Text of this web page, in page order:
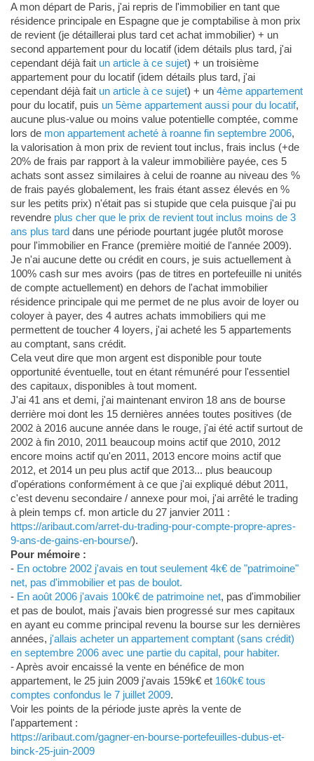
A mon départ de Paris, j'ai repris de l'immobilier en tant que
résidence principale en Espagne que je comptabilise à mon prix
de revient (je détaillerai plus tard cet achat immobilier) + un
second appartement pour du locatif (idem détails plus tard, j'ai
cependant déjà fait un article à ce sujet) + un troisième
appartement pour du locatif (idem détails plus tard, j'ai
cependant déjà fait un article à ce sujet) + un 4ème appartement
pour du locatif, puis un 5ème appartement aussi pour du locatif,
aucune plus-value ou moins value potentielle comptée, comme
lors de mon appartement acheté à roanne fin septembre 2006,
la valorisation à mon prix de revient tout inclus, frais inclus (+de
20% de frais par rapport à la valeur immobilière payée, ces 5
achats sont assez similaires à celui de roanne au niveau des %
de frais payés globalement, les frais étant assez élevés en %
sur les petits prix) n'était pas si stupide que cela puisque j'ai pu
revendre plus cher que le prix de revient tout inclus moins de 3
ans plus tarddans une période pourtant jugée plutôt morose
pour l'immobilier en France (première moitié de l'année 2009).
Je n'ai aucune dette ou crédit en cours, je suis actuellement à
100% cash sur mes avoirs (pas de titres en portefeuille ni unités
de compte actuellement) en dehors de l'achat immobilier
résidence principale qui me permet de ne plus avoir de loyer ou
coloyer à payer, des 4 autres achats immobiliers qui me
permettent de toucher 4 loyers, j'ai acheté les 5 appartements
au comptant, sans crédit.
Cela veut dire que mon argent est disponible pour toute
opportunité éventuelle, tout en étant rémunéré pour l'essentiel
des capitaux, disponibles à tout moment.
J'ai 41 ans et demi, j'ai maintenant environ 18 ans de bourse
derrière moi dont les 15 dernières années toutes positives (de
2002 à 2016 aucune année dans le rouge, j'ai été actif surtout de
2002 à fin 2010, 2011 beaucoup moins actif que 2010, 2012
encore moins actif qu'en 2011, 2013 encore moins actif que
2012, et 2014 un peu plus actif que 2013... plus beaucoup
d'opérations conformément à ce que j'ai expliqué début 2011,
c'est devenu secondaire / annexe pour moi, j'ai arrêté le trading
à plein temps cf. mon article du 27 janvier 2011 :
https://aribaut.com/arret-du-trading-pour-compte-propre-apres-
9-ans-de-gains-en-bourse/).
Pour mémoire :
- En octobre 2002 j'avais en tout seulement 4k€ de "patrimoine"
net, pas d'immobilier et pas de boulot.
- En août 2006 j'avais 100k€ de patrimoine net, pas d'immobilier
et pas de boulot, mais j'avais bien progressé sur mes capitaux
en ayant eu comme principal revenu la bourse sur les dernières
années, j'allais acheter un appartement comptant (sans crédit)
en septembre 2006 avec une partie du capital, pour habiter.
- Après avoir encaissé la vente en bénéfice de mon
appartement, le 25 juin 2009 j'avais 159k€ et 160k€ tous
comptes confondus le 7 juillet 2009.
Voir les points de la période juste après la vente de
l'appartement :
https://aribaut.com/gagner-en-bourse-portefeuilles-dubus-et-
binck-25-juin-2009